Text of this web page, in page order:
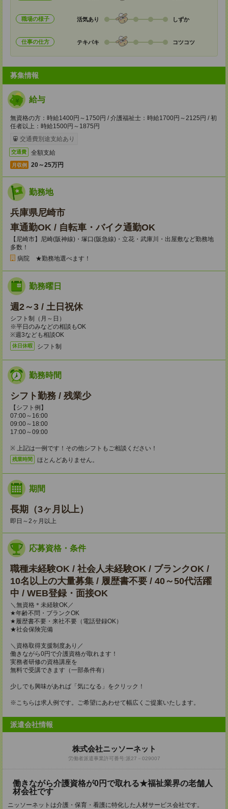
職場の様子 活気あり しずか
仕事の仕方 テキパキ コツコツ
募集情報
給与
無資格の方：時給1400円～1750円 / 介護福祉士：時給1700円～2125円 / 初
任者以上：時給1500円～1875円
交通費別途支給あり
交通費 全額支給
月収例 20～25万円
勤務地
兵庫県尼崎市
車通勤OK / 自転車・バイク通勤OK
【尼崎市】尼崎(阪神線)・塚口(阪急線)・立花・武庫川・出屋敷など勤務地
多数！
病院 ★勤務地選べます！
勤務曜日
週2～3 / 土日祝休
シフト制（月～日）
※平日のみなどの相談もOK
※週3なども相談OK
休日休暇 シフト制
勤務時間
シフト勤務 / 残業少
【シフト例】
07:00～16:00
09:00～18:00
17:00～09:00
※ 上記は一例です！その他シフトもご相談ください！
残業時間 ほとんどありません。
期間
長期（3ヶ月以上）
即日～2ヶ月以上
応募資格・条件
職種未経験OK / 社会人未経験OK / ブランクOK /
10名以上の大量募集 / 履歴書不要 / 40～50代活躍
中 / WEB登録・面接OK
＼無資格＊未経験OK／
★年齢不問・ブランクOK
★履歴書不要・来社不要（電話登録OK）
★社会保険完備
＼資格取得支援制度あり／
働きながら0円で介護資格が取れます！
実務者研修の資格講座を
無料で受講できます（一部条件有）
少しでも興味があれば「気になる」をクリック！
※こちらは求人例です。ご希望にあわせて幅広くご提案いたします。
派遣会社情報
株式会社ニッソーネット
労働者派遣事業許可番号:派27－029007
働きながら介護資格が0円で取れる★福祉業界の老舗人
材会社です
ニッソーネットは介護・保育・看護に特化した人材サービス会社です。